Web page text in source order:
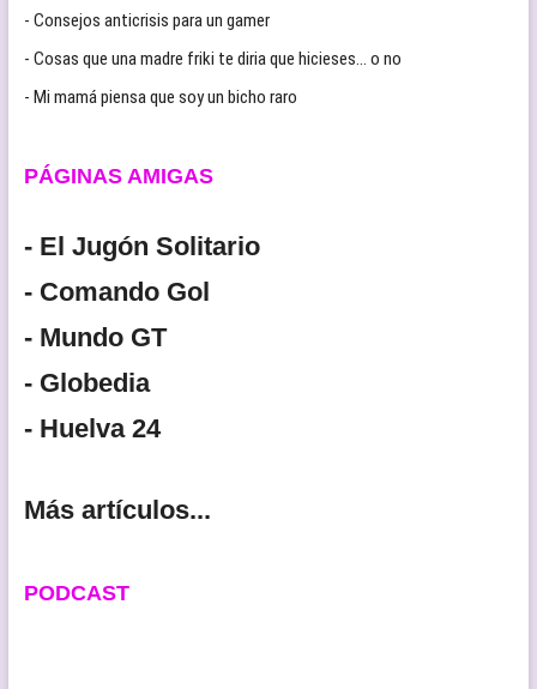
- Consejos anticrisis para un gamer
- Cosas que una madre friki te diria que hicieses… o no
- Mi mamá piensa que soy un bicho raro
PÁGINAS AMIGAS
- El Jugón Solitario
- Comando Gol
- Mundo GT
- Globedia
- Huelva 24
Más artículos...
PODCAST